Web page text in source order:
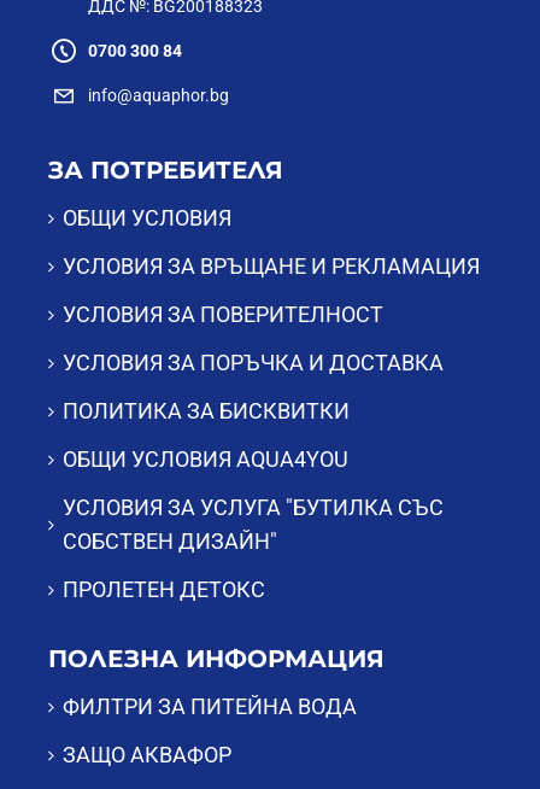
ДДС №: BG200188323
0700 300 84
info@aquaphor.bg
ЗА ПОТРЕБИТЕЛЯ
ОБЩИ УСЛОВИЯ
УСЛОВИЯ ЗА ВРЪЩАНЕ И РЕКЛАМАЦИЯ
УСЛОВИЯ ЗА ПОВЕРИТЕЛНОСТ
УСЛОВИЯ ЗА ПОРЪЧКА И ДОСТАВКА
ПОЛИТИКА ЗА БИСКВИТКИ
ОБЩИ УСЛОВИЯ AQUA4YOU
УСЛОВИЯ ЗА УСЛУГА "БУТИЛКА СЪС
СОБСТВЕН ДИЗАЙН"
ПРОЛЕТЕН ДЕТОКС
ПОЛЕЗНА ИНФОРМАЦИЯ
ФИЛТРИ ЗА ПИТЕЙНА ВОДА
ЗАЩО АКВАФОР